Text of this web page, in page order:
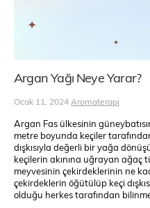
Argan Yağı Neye Yarar?
Ocak 11, 2024 Aromaterapi
Argan Fas ülkesinin
metre boyunda keçiler
dışkısıyla değerli bir yağa
keçilerin akınına uğrayan ağaç
meyvesinin çekirdeklerinin ne
çekirdeklerin öğütülüp keçi
olduğu herkes tarafından